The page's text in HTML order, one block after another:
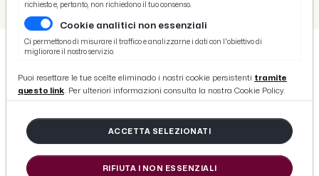
ASD Picenum Passion Skate, cena sociale con premiazioni e presentazione nuova squadra di hockey inline 'Picenum Devils'
ASD Picenum Passion Skate, cena
sociale con premiazioni e
presentazione nuova squadra di
hockey inline 'Picenum Devils'
richiesto e, pertanto, non richiedono il tuo consenso.
Cookie analitici non essenziali
Ci permettono di misurare il traffico e analizzarne i dati con l'obiettivo di
migliorare il nostro servizio.
Puoi resettare le tue scelte eliminado i nostri cookie persistenti tramite
questo link. Per ulteriori informazioni consulta la nostra Cookie Policy.
ACCETTA SELEZIONATI
RIFIUTA I NON ESSENZIALI
Ciclismo